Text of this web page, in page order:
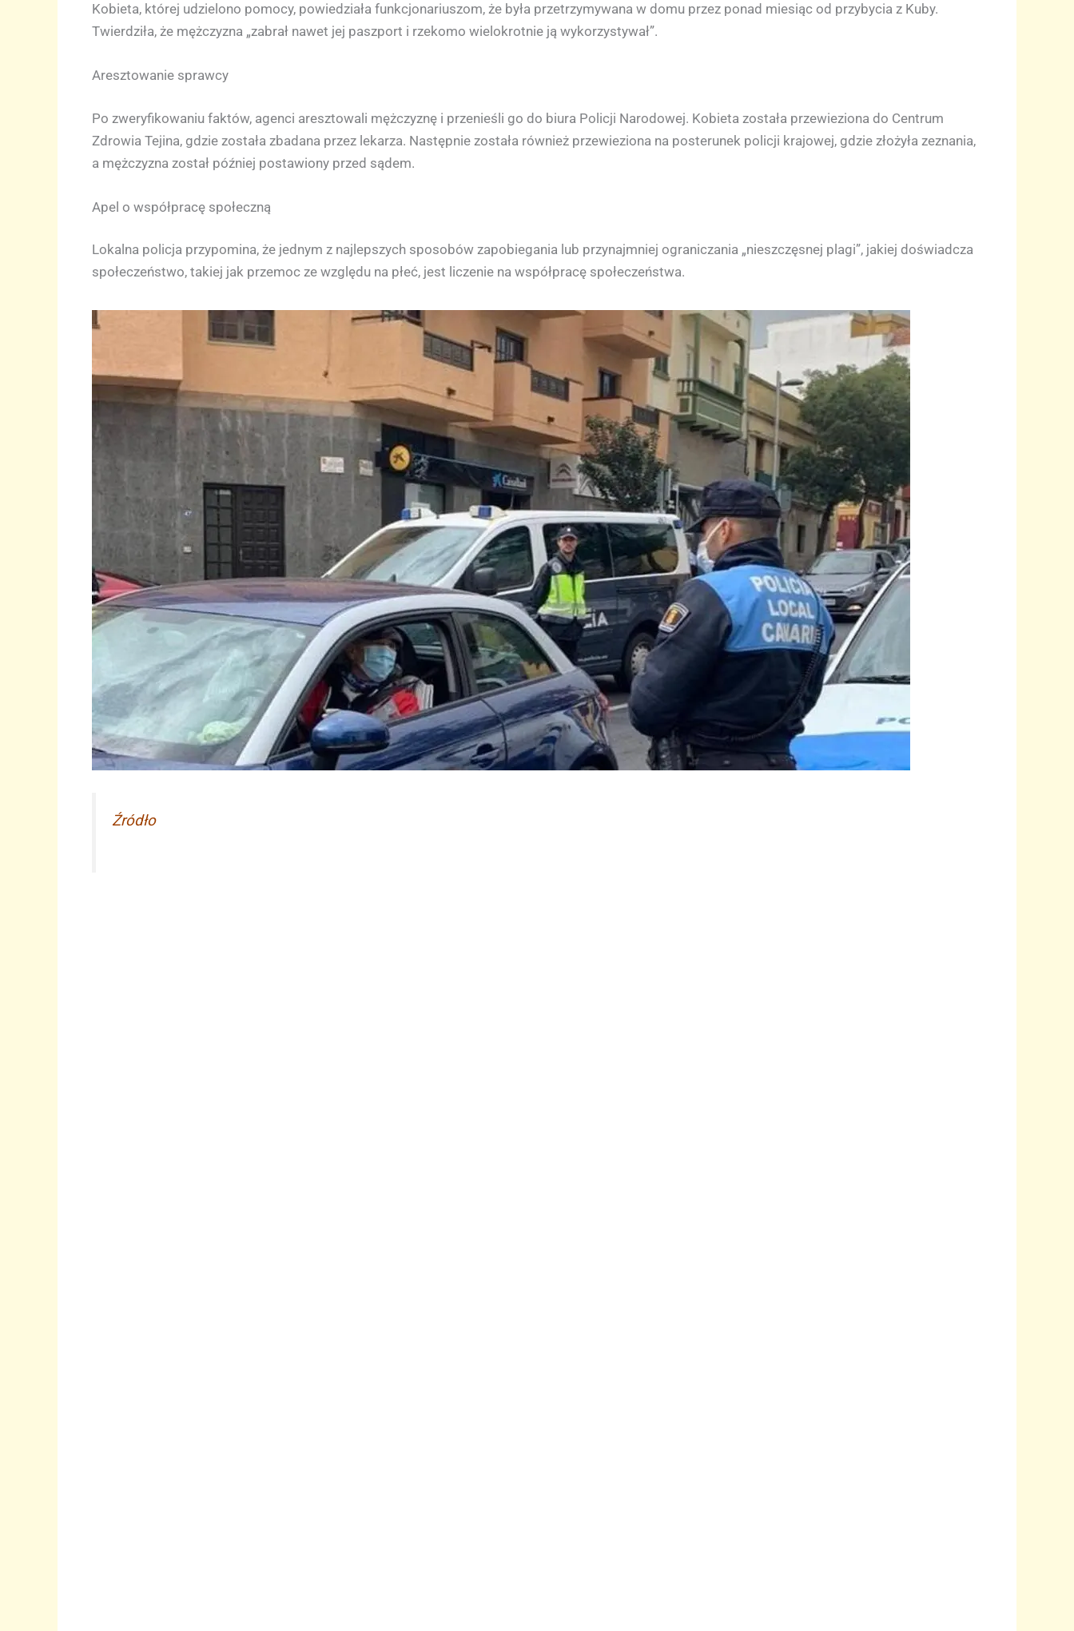
Kobieta, której udzielono pomocy, powiedziała funkcjonariuszom, że była przetrzymywana w domu przez ponad miesiąc od przybycia z Kuby.
Twierdziła, że mężczyzna „zabrał nawet jej paszport i rzekomo wielokrotnie ją wykorzystywał”.
Aresztowanie sprawcy
Po zweryfikowaniu faktów, agenci aresztowali mężczyznę i przenieśli go do biura Policji Narodowej. Kobieta została przewieziona do Centrum
Zdrowia Tejina, gdzie została zbadana przez lekarza. Następnie została również przewieziona na posterunek policji krajowej, gdzie złożyła zeznania,
a mężczyzna został później postawiony przed sądem.
Apel o współpracę społeczną
Lokalna policja przypomina, że jednym z najlepszych sposobów zapobiegania lub przynajmniej ograniczania „nieszczęsnej plagi”, jakiej doświadcza
społeczeństwo, takiej jak przemoc ze względu na płeć, jest liczenie na współpracę społeczeństwa.
Źródło